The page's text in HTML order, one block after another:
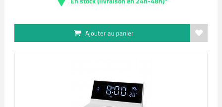
Ajouter au panier